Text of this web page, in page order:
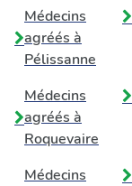
Médecins
agréés à
Pélissanne
Médecins
agréés à
Roquevaire
Médecins